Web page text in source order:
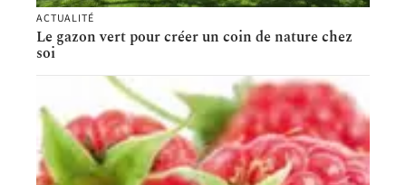
ACTUALITÉ
Le gazon vert pour créer un coin de nature chez
soi